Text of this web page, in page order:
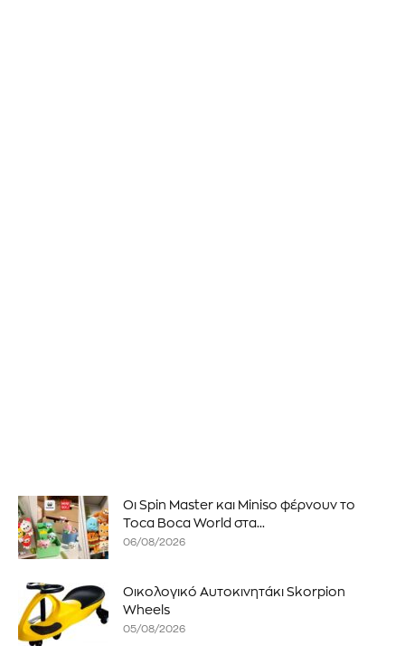
Οι Spin Master και Miniso φέρνουν το
Toca Boca World στα...
06/08/2026
Οικολογικό Αυτοκινητάκι Skorpion
Wheels
05/08/2026